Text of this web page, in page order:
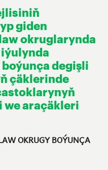
giden
okruglarynda
degişli
çäklerinde
we araçäkleri
OKRUGY BOÝUNÇA